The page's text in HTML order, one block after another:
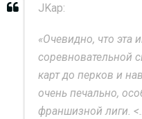
JKap:
«Очевидно, что эта
соревновательной
карт до перков и
очень печально,
франшизной лиги.